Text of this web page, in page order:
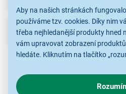
Aby na našich stránkách
používáme tzv. cookies. Díky nim
třeba nejhledanější produkty hned
vám upravovat zobrazení
hledáte. Kliknutím na tlačítko
chování na webu pro zobrazení
zajímají detaily, jak u nás s cookies
Popis